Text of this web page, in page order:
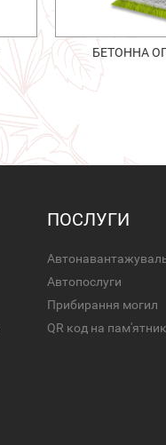
БЕТОННА
ПОСЛУГИ
Автопослуги
Прибирання могил
QR код на пам'ятник